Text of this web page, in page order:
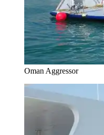
Oman Aggressor